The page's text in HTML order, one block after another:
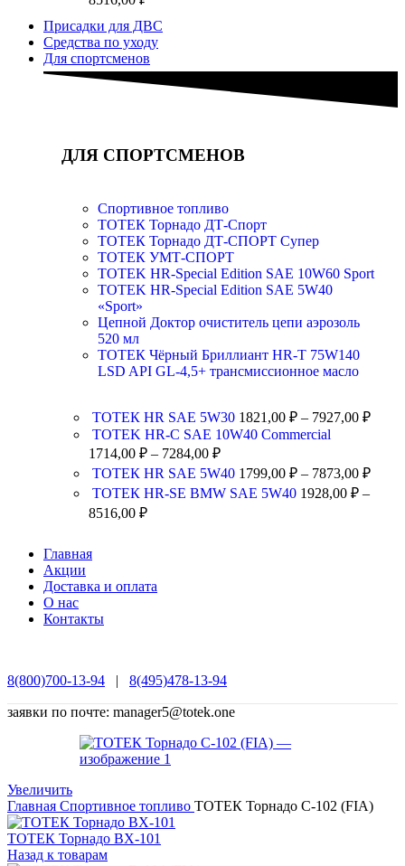
Присадки для ДВС
Средства по уходу
Для спортсменов
ДЛЯ СПОРТСМЕНОВ
Спортивное топливо
ТОТЕК Торнадо ДТ-Спорт
ТОТЕК Торнадо ДТ-СПОРТ Супер
ТОТЕК УМТ-СПОРТ
TOTEK HR-Special Edition SAE 10W60 Sport
TOTEK HR-Special Edition SAE 5W40
«Sport»
Цепной Доктор очиститель цепи аэрозоль
520 мл
ТОТЕК Чёрный Бриллиант HR-T 75W140
LSD API GL-4,5+ трансмиссионное масло
ТОТЕК HR SAE 5W30 1821,00 ₽ – 7927,00 ₽
TOTEK HR-C SAE 10W40 Commercial
1714,00 ₽ – 7284,00 ₽
ТОТЕК HR SAE 5W40 1799,00 ₽ – 7873,00 ₽
ТОТЕК HR-SE BMW SAE 5W40 1928,00 ₽ –
8516,00 ₽
Главная
Акции
Доставка и оплата
О нас
Контакты
8(800)700-13-94 | 8(495)478-13-94
заявки по почте: manager5@totek.one
Увеличить
Главная Спортивное топливо ТОТЕК Торнадо С-102 (FIA)
ТОТЕК Торнадо ВХ-101
Назад к товарам